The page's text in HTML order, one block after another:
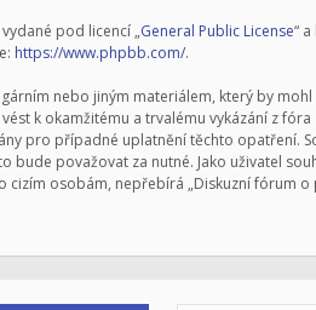
pod licencí „General Public License“
https://www.phpbb.com/.
nebo jiným materiálem, který by
k okamžitému a trvalému vykázání z
pro případné uplatnění těchto opatření.
považovat za nutné. Jako uživatel
osobám, nepřebírá „Diskuzní fórum